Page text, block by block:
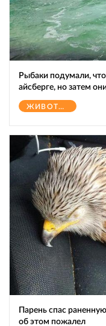
Рыбаки подумали,
айсберге, но затем
ЖИВОТНЫЕ
Парень спас
об этом пожалел